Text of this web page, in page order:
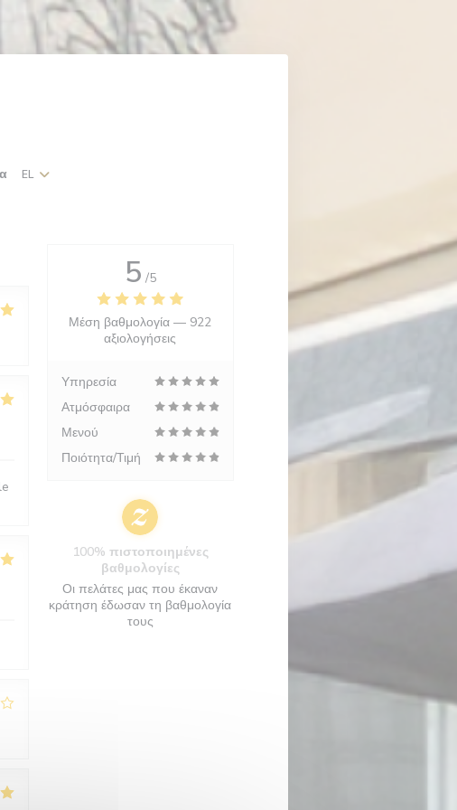
EL
5 /5
Μέση βαθμολογία — 922
αξιολογήσεις
Υπηρεσία
Ατμόσφαιρα
Μενού
Ποιότητα/Τιμή
100% πιστοποιημένες
βαθμολογίες
Οι πελάτες μας που έκαναν
κράτηση έδωσαν τη βαθμολογία
τους